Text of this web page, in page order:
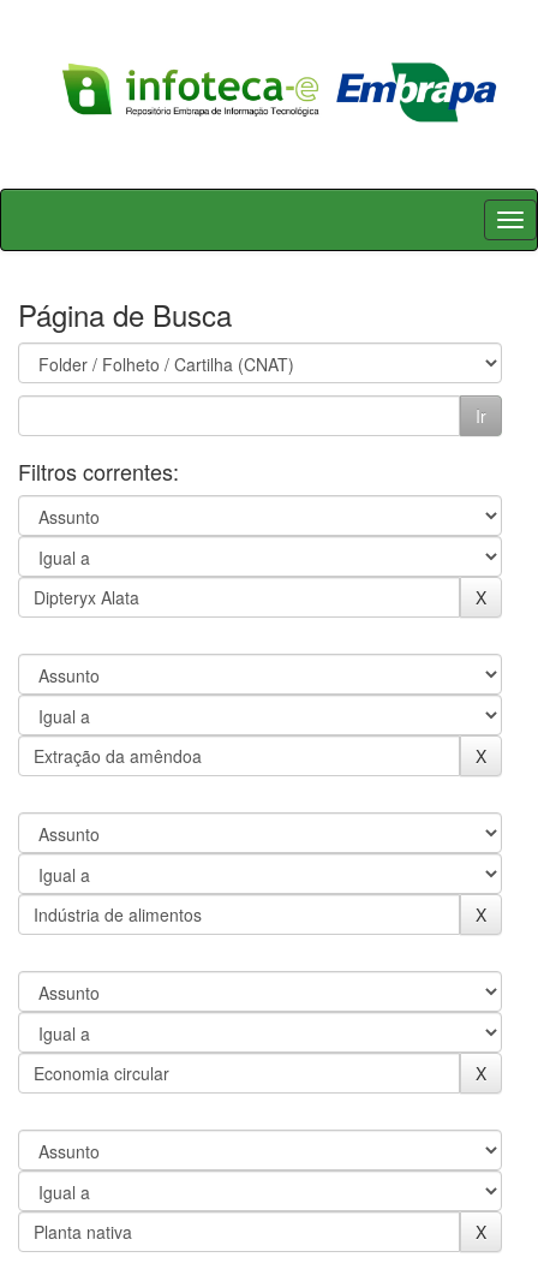
Skip
Página de Busca
Filtros correntes: